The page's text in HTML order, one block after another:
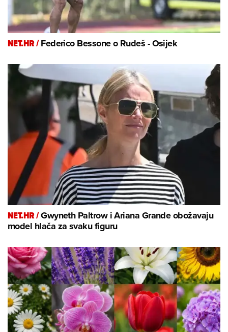
NET.HR /Federico Bessone o Rudeš - Osijek
NET.HR /Gwyneth Paltrow i Ariana Grande obožavaju
model hlača za svaku figuru